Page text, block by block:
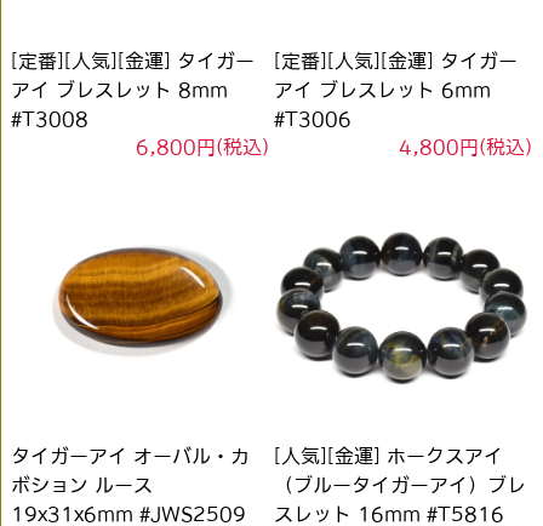
[定番][人気][金運] タイガー
アイ ブレスレット 8mm
#T3008
6,800円(税込)
[定番][人気][金運] タイガー
アイ ブレスレット 6mm
#T3006
4,800円(税込)
タイガーアイ オーバル・カ
ボション ルース
19x31x6mm #JWS2509
[人気][金運] ホークスアイ
（ブルータイガーアイ）ブレ
スレット 16mm #T5816